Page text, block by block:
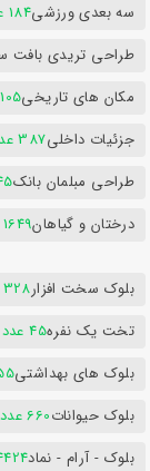
سه بعدی ورزشی184 عدد
طراحی تریدی بافت
مکان های تاریخی105 عدد
جزئیات داخلی387 عدد
طراحی مبلمان بانک
درختان و گیاهان1649 عدد
بلوک سخت افزار328 عدد
تخت یک نفره45 عدد
بلوک های بهداشتی
بلوک حیوانات660 عدد
بلوک - آرام - نماد4424